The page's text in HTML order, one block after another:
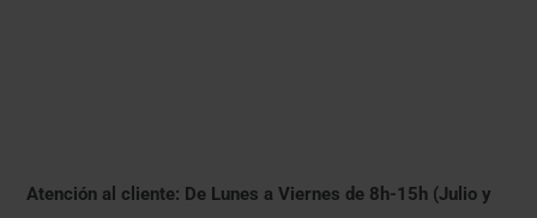
Atención al cliente: De Lunes a Viernes de 8h-15h (Julio y